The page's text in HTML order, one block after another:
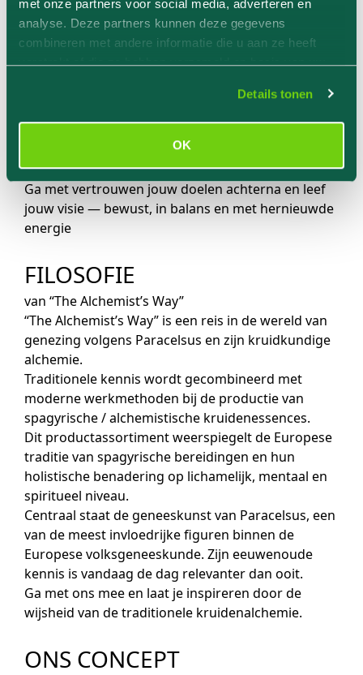
met onze partners voor social media, adverteren en
analyse. Deze partners kunnen deze gegevens
combineren met andere informatie die u aan ze heeft
verstrekt of die ze hebben verzameld op basis van uw
Details tonen
OK
uitgeput?
Ontbreekt het je aan motivatie en daadkracht, en
heb je last van angstgevoelens en zelftwijfel?
De spagyrische kruidenessences en bijbehorende
mentale oefeningen van “The Alchemist’s Way”
Herontdek je innerlijke kracht.
Krijg je levenslust terug.
Ga met vertrouwen jouw doelen achterna en leef
jouw visie — bewust, in balans en met hernieuwde
energie
FILOSOFIE
van “The Alchemist’s Way”
“The Alchemist’s Way” is een reis in de wereld van
genezing volgens Paracelsus en zijn kruidkundige
alchemie.
Traditionele kennis wordt gecombineerd met
moderne werkmethoden bij de productie van
spagyrische / alchemistische kruidenessences.
Dit productassortiment weerspiegelt de Europese
traditie van spagyrische bereidingen en hun
holistische benadering op lichamelijk, mentaal en
spiritueel niveau.
Centraal staat de geneeskunst van Paracelsus, een
van de meest invloedrijke figuren binnen de
Europese volksgeneeskunde. Zijn eeuwenoude
kennis is vandaag de dag relevanter dan ooit.
Ga met ons mee en laat je inspireren door de
wijsheid van de traditionele kruidenalchemie.
ONS CONCEPT